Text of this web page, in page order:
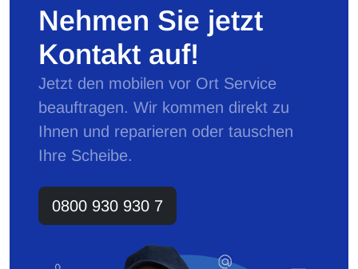
Nehmen Sie jetzt
Kontakt auf!
Jetzt den mobilen vor Ort Service
beauftragen. Wir kommen direkt zu
Ihnen und reparieren oder tauschen
Ihre Scheibe.
0800 930 930 7